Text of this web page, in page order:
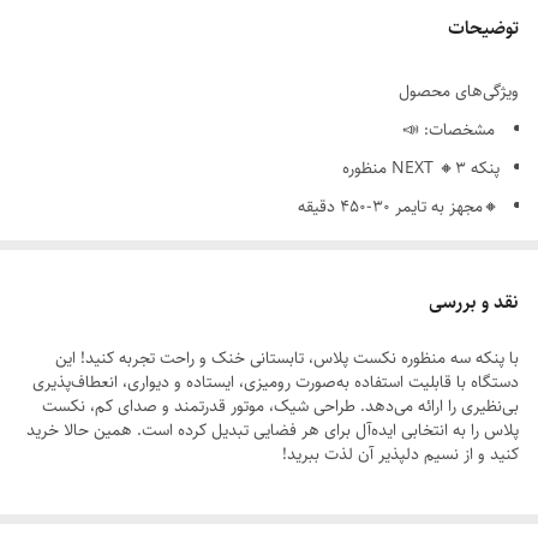
توضیحات
ویژگی‌های محصول
مشخصات: 📣
پنکه NEXT 🔸3 منظوره
🔸مجهز به تایمر 30-450 دقیقه
🔸دارای 3 سرعت
🔸 قدرت 40 وات 🔸
دارای ریموت
نقد و بررسی
با پنکه سه منظوره نکست پلاس، تابستانی خنک و راحت تجربه کنید! این
دستگاه با قابلیت استفاده به‌صورت رومیزی، ایستاده و دیواری، انعطاف‌پذیری
بی‌نظیری را ارائه می‌دهد. طراحی شیک، موتور قدرتمند و صدای کم، نکست
پلاس را به انتخابی ایده‌آل برای هر فضایی تبدیل کرده است. همین حالا خرید
کنید و از نسیم دلپذیر آن لذت ببرید!